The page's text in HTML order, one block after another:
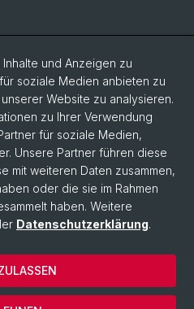
und Anzeigen zu
soziale Medien anbieten zu
Website zu analysieren.
zu Ihrer Verwendung
für soziale Medien,
Unsere Partner führen diese
mit weiteren Daten zusammen,
oder die sie im Rahmen
haben. Weitere
Datenschutzerklärung.